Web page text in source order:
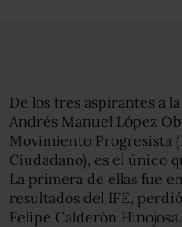
De los tres aspirantes a
Andrés Manuel López
Movimiento Progresista
Ciudadano), es el único
La primera de ellas fue
resultados del IFE,
Felipe Calderón Hinojosa.